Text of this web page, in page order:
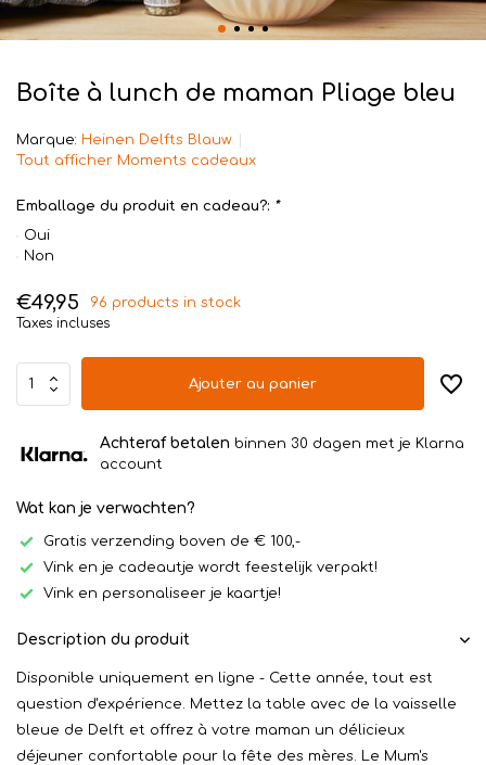
Boîte à lunch de maman Pliage bleu
Marque: Heinen Delfts Blauw
Tout afficher Moments cadeaux
Emballage du produit en cadeau?: *
Oui
Non
€49,95
96 products in stock
Taxes incluses
Ajouter au panier
Achteraf betalen binnen 30 dagen met je Klarna
account
Wat kan je verwachten?
Gratis verzending boven de € 100,-
Vink en je cadeautje wordt feestelijk verpakt!
Vink en personaliseer je kaartje!
Description du produit
Disponible uniquement en ligne - Cette année, tout est
question d'expérience. Mettez la table avec de la vaisselle
bleue de Delft et offrez à votre maman un délicieux
déjeuner confortable pour la fête des mères. Le Mum's